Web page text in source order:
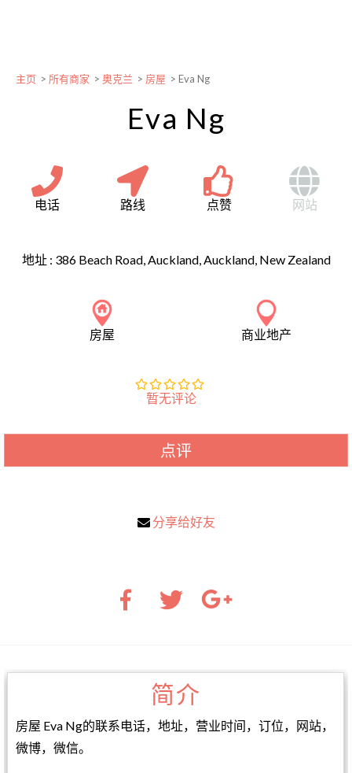
主页 > 所有商家 > 奥克兰 > 房屋 > Eva Ng
Eva Ng
电话 路线 点赞 网站
地址 : 386 Beach Road, Auckland, Auckland, New Zealand
房屋 商业地产
暂无评论
点评
分享给好友
简介
房屋 Eva Ng的联系电话，地址，营业时间，订位，网站，
微博，微信。